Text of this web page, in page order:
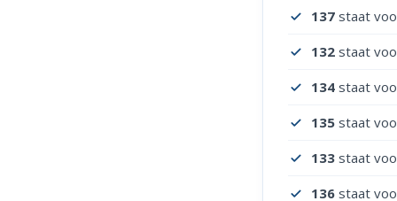
137 staat
132 staat
134 staat
135 staat
133 staat
136 staat